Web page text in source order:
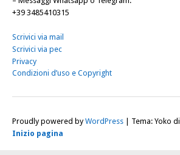
+39 3485410315
Scrivici via mail
Scrivici via pec
Privacy
Condizioni d’uso e Copyright
Proudly powered by WordPress | Tema: Yoko di
Inizio pagina